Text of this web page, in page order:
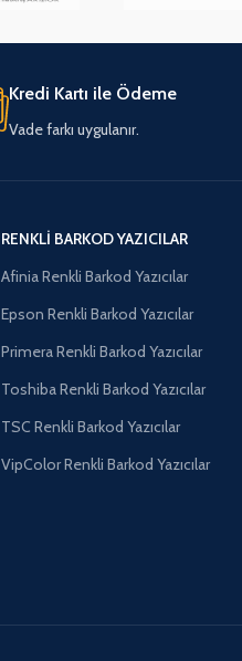
Kredi Kartı ile Ödeme
Vade farkı uygulanır.
RENKLI BARKOD YAZICILAR
Afinia Renkli Barkod Yazıcılar
Epson Renkli Barkod Yazıcılar
Primera Renkli Barkod Yazıcılar
Toshiba Renkli Barkod Yazıcılar
TSC Renkli Barkod Yazıcılar
VipColor Renkli Barkod Yazıcılar